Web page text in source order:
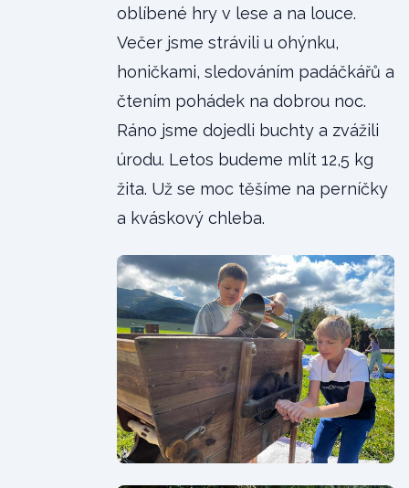
oblíbené hry v lese a na louce.
Večer jsme strávili u ohýnku,
honičkami, sledováním padáčkářů a
čtením pohádek na dobrou noc.
Ráno jsme dojedli buchty a zvážili
úrodu. Letos budeme mlít 12,5 kg
žita. Už se moc těšíme na perníčky
a kváskový chleba.